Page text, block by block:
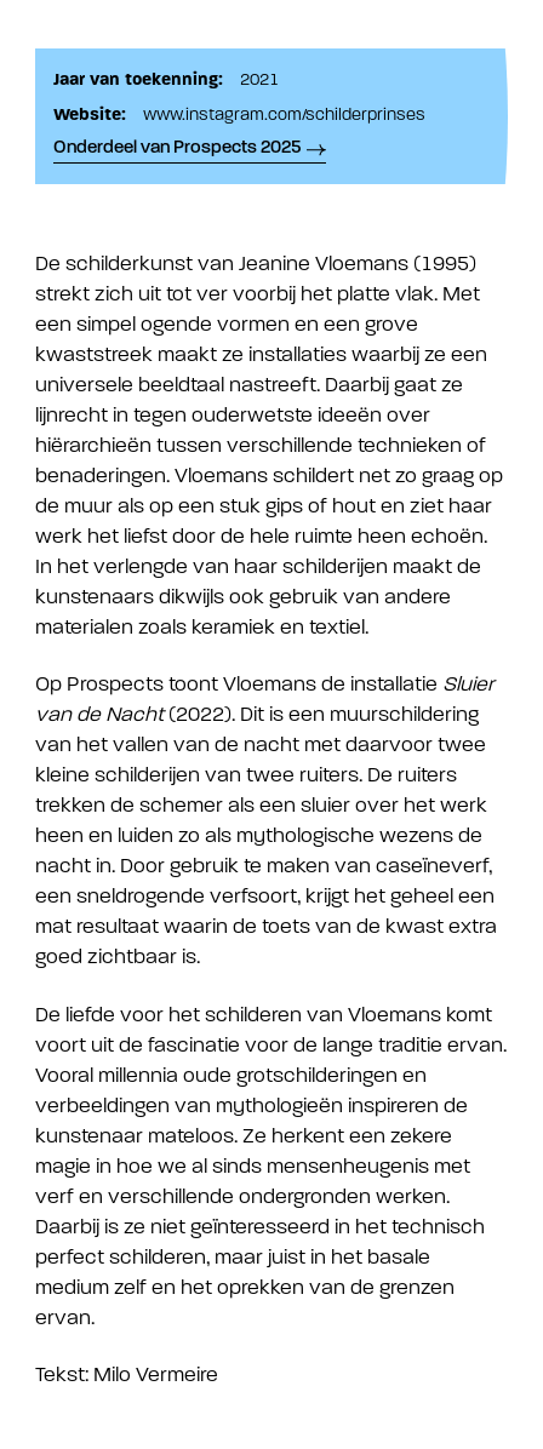
Jaar van toekenning:
2021
Website:
www.instagram.com/schilderprinses
Onderdeel van Prospects 2025
De schilderkunst van Jeanine Vloemans (1995)
strekt zich uit tot ver voorbij het platte vlak. Met
een simpel ogende vormen en een grove
kwaststreek maakt ze installaties waarbij ze een
universele beeldtaal nastreeft. Daarbij gaat ze
lijnrecht in tegen ouderwetste ideeën over
hiërarchieën tussen verschillende technieken of
benaderingen. Vloemans schildert net zo graag op
de muur als op een stuk gips of hout en ziet haar
werk het liefst door de hele ruimte heen echoën.
In het verlengde van haar schilderijen maakt de
kunstenaars dikwijls ook gebruik van andere
materialen zoals keramiek en textiel.
Op Prospects toont Vloemans de installatie Sluier
van de Nacht(2022). Dit is een muurschildering
van het vallen van de nacht met daarvoor twee
kleine schilderijen van twee ruiters. De ruiters
trekken de schemer als een sluier over het werk
heen en luiden zo als mythologische wezens de
nacht in. Door gebruik te maken van caseïneverf,
een sneldrogende verfsoort, krijgt het geheel een
mat resultaat waarin de toets van de kwast extra
goed zichtbaar is.
De liefde voor het schilderen van Vloemans komt
voort uit de fascinatie voor de lange traditie ervan.
Vooral millennia oude grotschilderingen en
verbeeldingen van mythologieën inspireren de
kunstenaar mateloos. Ze herkent een zekere
magie in hoe we al sinds mensenheugenis met
verf en verschillende ondergronden werken.
Daarbij is ze niet geïnteresseerd in het technisch
perfect schilderen, maar juist in het basale
medium zelf en het oprekken van de grenzen
ervan.
Tekst: Milo Vermeire